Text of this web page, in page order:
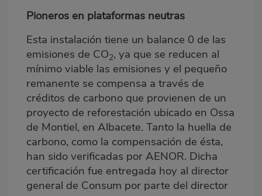
Pioneros en plataformas neutras
Esta instalación tiene un balance 0 de las
emisiones de CO2, ya que se reducen al
mínimo viable las emisiones y el pequeño
remanente se compensa a través de
créditos de carbono que provienen de un
proyecto de reforestación ubicado en Ossa
de Montiel, en Albacete. Tanto la huella de
carbono, como la compensación de ésta,
han sido verificadas por AENOR. Dicha
certificación fue entregada hoy al director
general de Consum por parte del director